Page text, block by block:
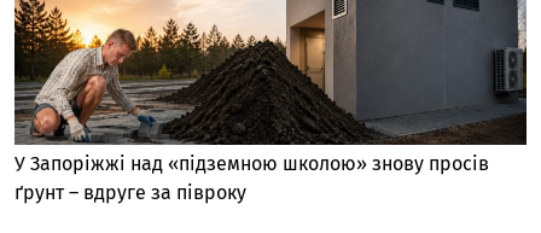
У Запоріжжі над «підземною школою» знову просів
ґрунт – вдруге за півроку